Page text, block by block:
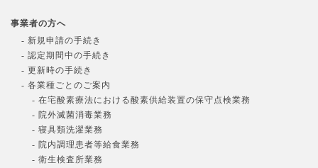
事業者の方へ
- 新規申請の手続き
- 認定期間中の手続き
- 更新時の手続き
- 各業種ごとのご案内
- 在宅酸素療法における酸素供給装置の保守点検業務
- 院外滅菌消毒業務
- 寝具類洗濯業務
- 院内調理患者等給食業務
- 衛生検査所業務